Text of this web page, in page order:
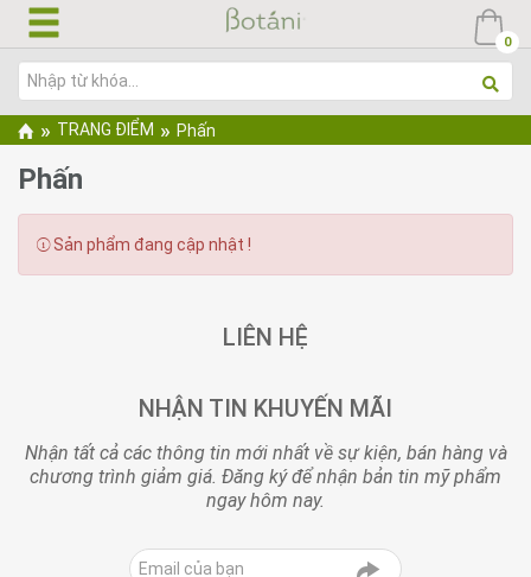
Nhảy
đến
nội
dung
0
Bạn
đang
ở
đây
» TRANG ĐIỂM » Phấn
Phấn
Sản phẩm đang cập nhật !
LIÊN HỆ
NHẬN TIN KHUYẾN MÃI
Nhận tất cả các thông tin mới nhất về sự kiện, bán hàng và
chương trình giảm giá. Đăng ký để nhận bản tin mỹ phẩm
ngay hôm nay.